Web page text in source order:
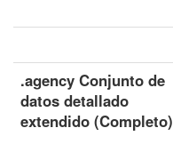
.agency Conjunto de
datos detallado
extendido (Completo)